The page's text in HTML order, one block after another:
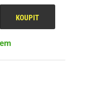
KOUPIT